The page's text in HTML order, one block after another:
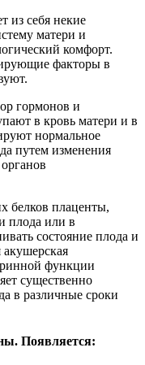
из себя некие
матери и
комфорт.
факторы в
гормонов и
в кровь матери и в
нормальное
путем изменения
белков плаценты,
плода или в
состояние плода и
функции
существенно
в различные сроки
Появляется: